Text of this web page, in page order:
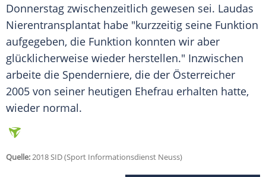
Donnerstag zwischenzeitlich gewesen sei. Laudas
Nierentransplantat habe "kurzzeitig seine Funktion
aufgegeben, die Funktion konnten wir aber
glücklicherweise wieder herstellen." Inzwischen
arbeite die Spenderniere, die der Österreicher
2005 von seiner heutigen Ehefrau erhalten hatte,
wieder normal.
Quelle:2018 SID (Sport Informationsdienst Neuss)